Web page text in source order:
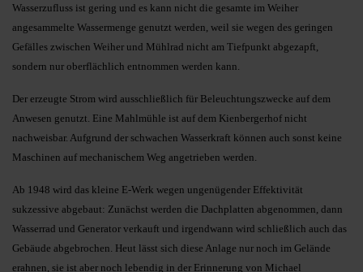
Wasserzufluss ist gering und es kann nicht die gesamte im Weiher
angesammelte Wassermenge genutzt werden, weil sie wegen des geringen
Gefälles zwischen Weiher und Mühlrad nicht am Tiefpunkt abgezapft,
sondern nur oberflächlich entnommen werden kann.
Der erzeugte Strom wird ausschließlich für Beleuchtungszwecke auf dem
Anwesen genutzt. Eine Mahlmühle ist auf dem Kienbergerhof nicht
nachweisbar. Aufgrund der schwachen Wasserkraft können auch sonst keine
Maschinen auf mechanischem Weg angetrieben werden.
Ab 1948 wird das kleine E-Werk wegen ungenügender Effektivität
sukzessive abgebaut: Zunächst werden die Dachplatten abgenommen, dann
Wasserrad und Generator verkauft und irgendwann wird schließlich auch das
Gebäude abgebrochen. Heut lässt sich diese Anlage nur noch im Gelände
erahnen, sie ist aber noch lebendig in der Erinnerung von Michael